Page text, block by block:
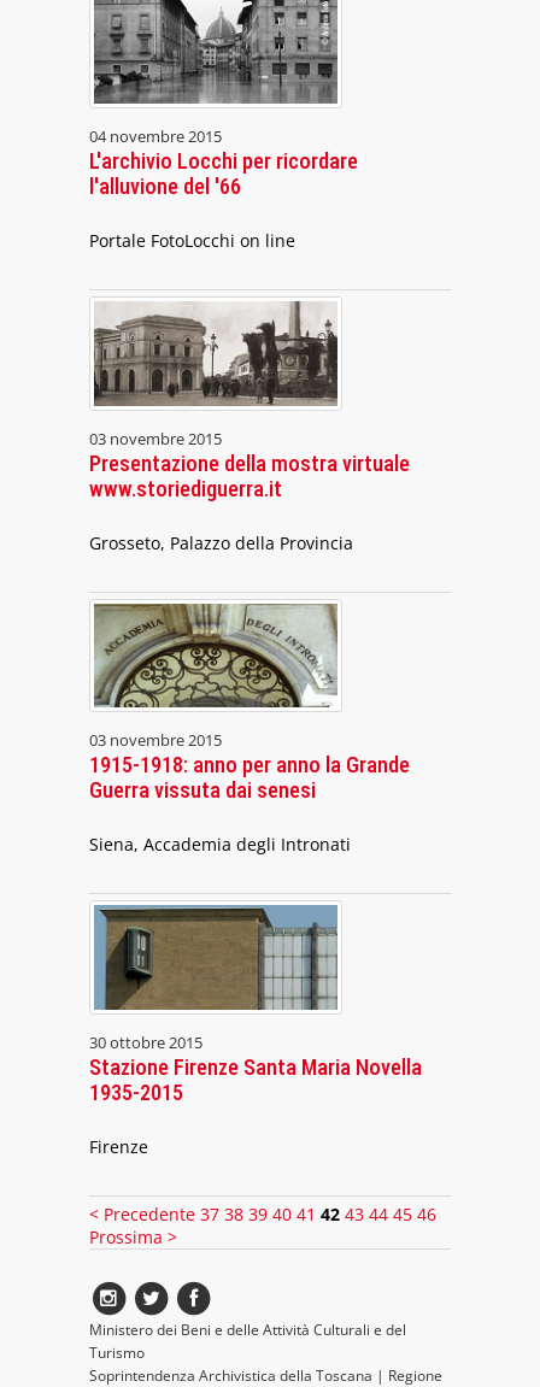
04 novembre 2015
L'archivio Locchi per ricordare
l'alluvione del '66
Portale FotoLocchi on line
03 novembre 2015
Presentazione della mostra virtuale
www.storiediguerra.it
Grosseto, Palazzo della Provincia
03 novembre 2015
1915-1918: anno per anno la Grande
Guerra vissuta dai senesi
Siena, Accademia degli Intronati
30 ottobre 2015
Stazione Firenze Santa Maria Novella
1935-2015
Firenze
< Precedente 37 38 39 40 41 42 43 44 45 46
Prossima >
Ministero dei Beni e delle Attività Culturali e del
Turismo
Soprintendenza Archivistica della Toscana | Regione